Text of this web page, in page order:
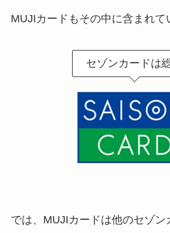
MUJIカードもその中に含まれて
セゾンカードは
では、MUJIカードは他のセゾン